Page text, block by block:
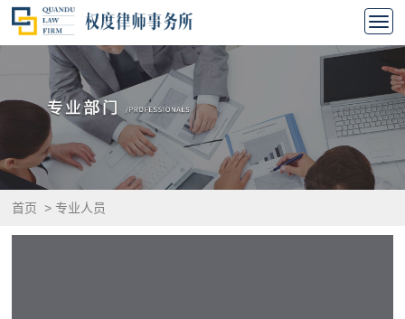
首页 >专业人员